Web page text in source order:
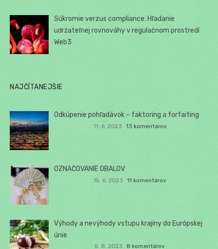
Súkromie verzus compliance: Hľadanie
udržateľnej rovnováhy v regulačnom prostredí
Web3
NAJČÍTANEJŠIE
Odkúpenie pohľadávok – faktoring a forfaiting
11. 6. 2023 13 komentárov
OZNAČOVANIE OBALOV
15. 6. 2023 11 komentárov
Výhody a nevýhody vstupu krajiny do Európskej
únie
5. 8. 2023 8 komentárov